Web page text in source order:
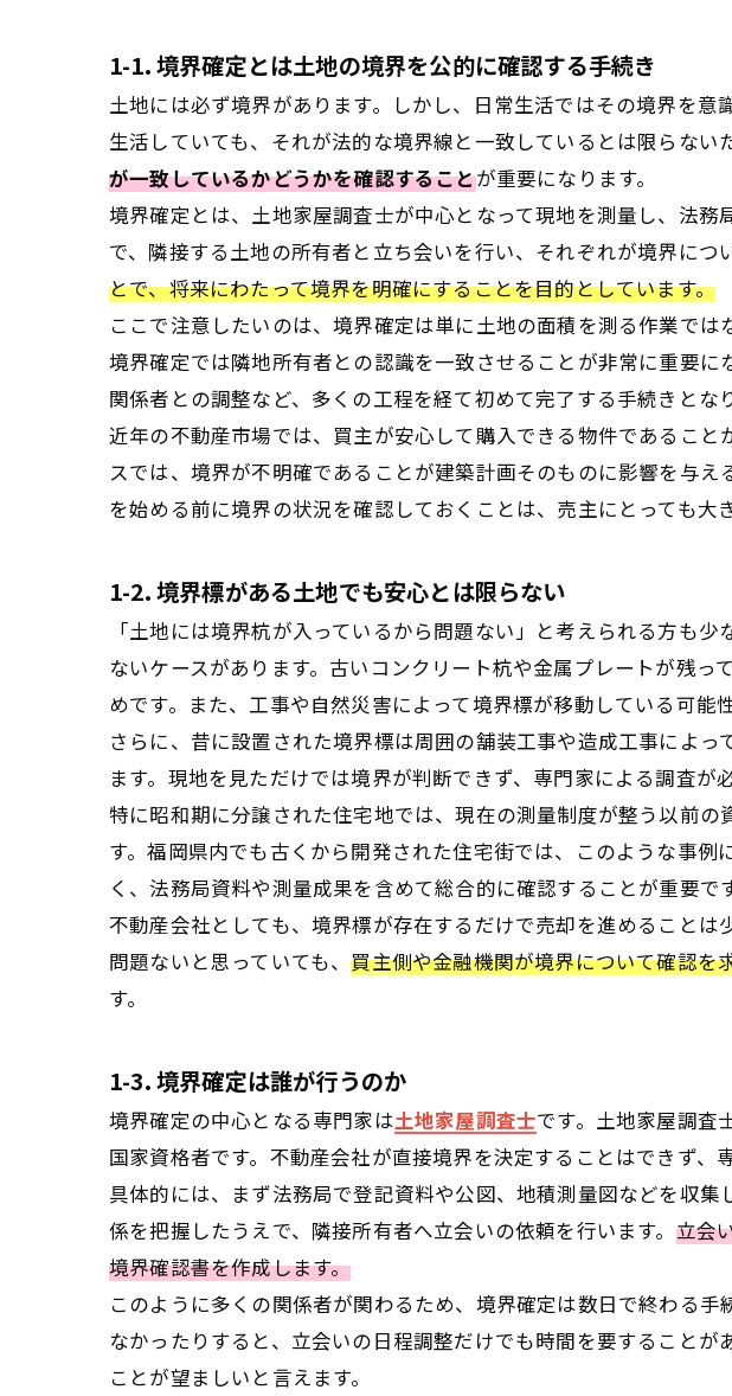
1-1. 境界確定とは土地の境界を公的に確認する手続き
土地には必ず境界があります。しかし、日常生活ではその境界を
生活していても、それが法的な境界線と一致しているとは限らない
が一致しているかどうかを確認することが重要になります。
境界確定とは、土地家屋調査士が中心となって現地を測量し、法
で、隣接する土地の所有者と立ち会いを行い、それぞれが境界につ
とで、将来にわたって境界を明確にすることを目的としています。
ここで注意したいのは、境界確定は単に土地の面積を測る作業で
境界確定では隣地所有者との認識を一致させることが非常に重要
関係者との調整など、多くの工程を経て初めて完了する手続きとなり
近年の不動産市場では、買主が安心して購入できる物件であるこ
スでは、境界が不明確であることが建築計画そのものに影響を与
を始める前に境界の状況を確認しておくことは、売主にとっても大
1-2. 境界標がある土地でも安心とは限らない
「土地には境界杭が入っているから問題ない」と考えられる方も
ないケースがあります。古いコンクリート杭や金属プレートが残
めです。また、工事や自然災害によって境界標が移動している可能
さらに、昔に設置された境界標は周囲の舗装工事や造成工事によ
ます。現地を見ただけでは境界が判断できず、専門家による調査が
特に昭和期に分譲された住宅地では、現在の測量制度が整う以前
す。福岡県内でも古くから開発された住宅街では、このような事
く、法務局資料や測量成果を含めて総合的に確認することが重要です
不動産会社としても、境界標が存在するだけで売却を進めること
問題ないと思っていても、買主側や金融機関が境界について確認を
す。
1-3. 境界確定は誰が行うのか
境界確定の中心となる専門家は土地家屋調査士です。土地家屋調査
国家資格者です。不動産会社が直接境界を決定することはできず、
具体的には、まず法務局で登記資料や公図、地積測量図などを収
係を把握したうえで、隣接所有者へ立会いの依頼を行います。 立会
境界確認書を作成します。
このように多くの関係者が関わるため、境界確定は数日で終わる
なかったりすると、立会いの日程調整だけでも時間を要すること
ことが望ましいと言えます。